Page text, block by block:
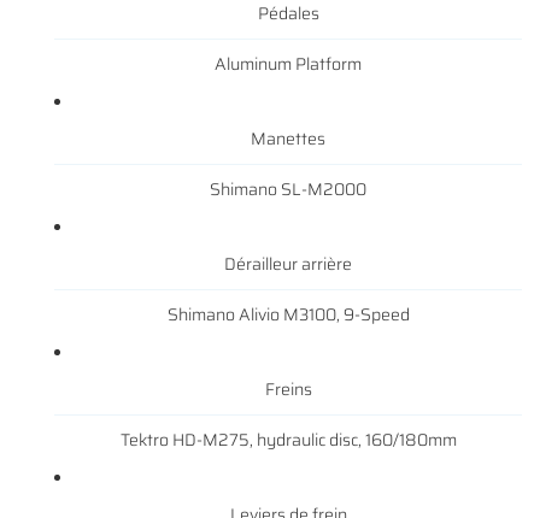
MODÈLES
Pédales
Aluminum Platform
Manettes
Shimano SL-M2000
Dérailleur arrière
Shimano Alivio M3100, 9-Speed
Freins
Tektro HD-M275, hydraulic disc, 160/180mm